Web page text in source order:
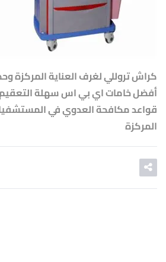
كراش تروللي لغرف العناية المركزة
أفضل خامات اي بي اس سهلة
قواعد مكافحة العدوي في
المركزة